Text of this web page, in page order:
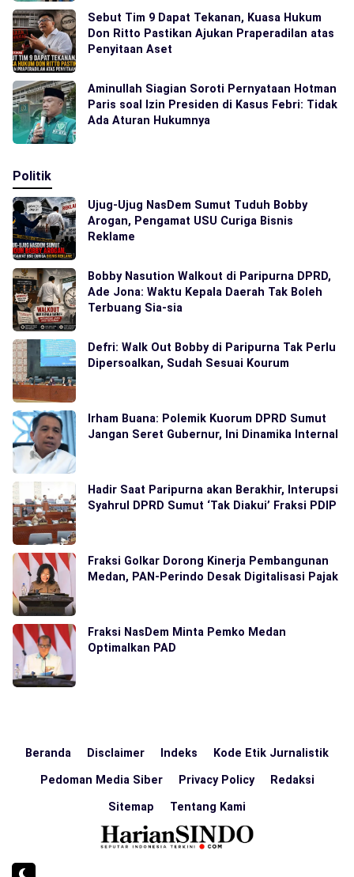
Sebut Tim 9 Dapat Tekanan, Kuasa Hukum
Don Ritto Pastikan Ajukan Praperadilan atas
Penyitaan Aset
Aminullah Siagian Soroti Pernyataan Hotman
Paris soal Izin Presiden di Kasus Febri: Tidak
Ada Aturan Hukumnya
Politik
Ujug-Ujug NasDem Sumut Tuduh Bobby
Arogan, Pengamat USU Curiga Bisnis
Reklame
Bobby Nasution Walkout di Paripurna DPRD,
Ade Jona: Waktu Kepala Daerah Tak Boleh
Terbuang Sia-sia
Defri: Walk Out Bobby di Paripurna Tak Perlu
Dipersoalkan, Sudah Sesuai Kourum
Irham Buana: Polemik Kuorum DPRD Sumut
Jangan Seret Gubernur, Ini Dinamika Internal
Hadir Saat Paripurna akan Berakhir, Interupsi
Syahrul DPRD Sumut ‘Tak Diakui’ Fraksi PDIP
Fraksi Golkar Dorong Kinerja Pembangunan
Medan, PAN-Perindo Desak Digitalisasi Pajak
Fraksi NasDem Minta Pemko Medan
Optimalkan PAD
Beranda Disclaimer Indeks Kode Etik Jurnalistik
Pedoman Media Siber Privacy Policy Redaksi
Sitemap Tentang Kami